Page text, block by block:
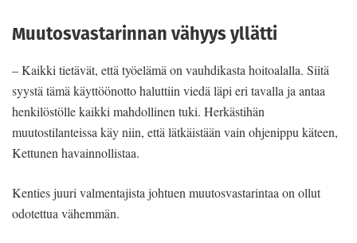
Muutosvastarinnan vähyys yllätti
– Kaikki tietävät, että työelämä on vauhdikasta hoitoalalla. Siitä
syystä tämä käyttöönotto haluttiin viedä läpi eri tavalla ja antaa
henkilöstölle kaikki mahdollinen tuki. Herkästihän
muutostilanteissa käy niin, että lätkäistään vain ohjenippu käteen,
Kettunen havainnollistaa.
Kenties juuri valmentajista johtuen muutosvastarintaa on ollut
odotettua vähemmän.